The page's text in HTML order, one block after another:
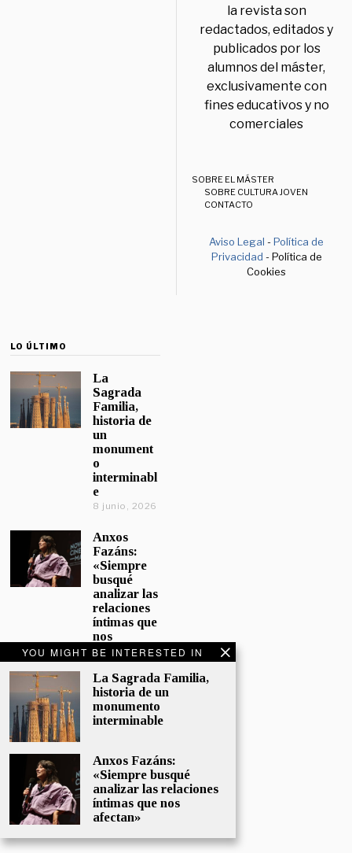
YOU MIGHT BE INTERESTED IN
La Sagrada Familia,
historia de un
monumento
interminable
Anxos Fazáns:
«Siempre busqué
analizar las relaciones
íntimas que nos
afectan»
la revista son
redactados, editados y
publicados por los
alumnos del máster,
exclusivamente con
fines educativos y no
comerciales
SOBRE EL MÁSTER
SOBRE CULTURA JOVEN
CONTACTO
Aviso Legal -Política de
Privacidad - Política de
Cookies
LO ÚLTIMO
La
Sagrada
Familia,
historia de
un
monument
o
interminabl
e
8 junio, 2026
Anxos
Fazáns:
«Siempre
busqué
analizar las
relaciones
íntimas que
nos
afectan»
5 junio, 2026
El hijo de la
cómica, el
homenaje
Sacristán a
Fernán
Gómez
28 mayo,
2026